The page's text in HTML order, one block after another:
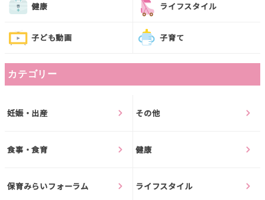
健康 ライフスタイル
子ども動画 子育て
カテゴリー
妊娠・出産 その他
食事・食育 健康
保育みらいフォーラム ライフスタイル